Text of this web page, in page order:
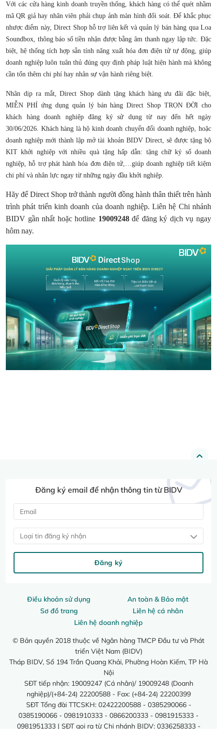
Với các cửa hàng kinh doanh truyền thống, khách hàng có thể quét nhầm
mã QR giả hay nhân viên phải chụp ảnh màn hình đối soát. Để khắc phục
nhược điểm này, Direct Shop hỗ trợ liên kết và quản lý bán hàng qua Loa
Soundbox, thông báo số tiền nhận được bằng âm thanh ngay lập tức. Đặc
biệt, hệ thống tích hợp sẵn tính năng xuất hóa đơn điện tử tự động, giúp
doanh nghiệp luôn tuân thủ đúng quy định pháp luật hiện hành mà không
cần tốn thêm chi phí hay nhân sự vận hành riêng biệt.
Nhân dịp ra mắt, Direct Shop dành tặng khách hàng ưu đãi đặc biệt,
MIỄN PHÍ ứng dụng quản lý bán hàng Direct Shop TRỌN ĐỜI cho
khách hàng doanh nghiệp đăng ký sử dụng từ nay đến hết ngày
30/06/2026. Khách hàng là hộ kinh doanh chuyển đổi doanh nghiệp, hoặc
doanh nghiệp mới thành lập mở tài khoản BIDV Direct, sẽ được tặng bộ
KIT khởi nghiệp với nhiều quà tặng hấp dẫn: tặng chữ ký số doanh
nghiệp, hỗ trợ phát hành hóa đơn điện tử,…giúp doanh nghiệp tiết kiệm
chi phí và nhân lực ngay từ những ngày đầu khởi nghiệp.
Hãy để Direct Shop trở thành người đồng hành thân thiết trên hành
trình phát triển kinh doanh của doanh nghiệp. Liên hệ Chi nhánh
BIDV gần nhất hoặc hotline 19009248để đăng ký dịch vụ ngay
hôm nay.
Điều khoản sử dụng
An toàn & Bảo mật
Sơ đồ trang
Liên hệ cá nhân
Liên hệ doanh nghiệp
© Bản quyền 2018 thuộc về Ngân hàng TMCP Đầu tư và Phát
triển Việt Nam (BIDV)
Tháp BIDV, Số 194 Trần Quang Khải, Phường Hoàn Kiếm, TP Hà
Nội
SĐT tiếp nhận: 19009247 (Cá nhân)/ 19009248 (Doanh
nghiệp)/(+84-24) 22200588 - Fax: (+84-24) 22200399
SĐT Tổng đài TTCSKH: 02422200588 - 0385290066 -
0385190066 - 0981910333 - 0866200333 - 0981915333 -
0981951333 | SĐT gọi ra từ Chi nhánh BIDV: 0336258333 -
Đăng ký email để nhận thông tin từ BIDV
Loại tin đăng ký nhận
Đăng ký